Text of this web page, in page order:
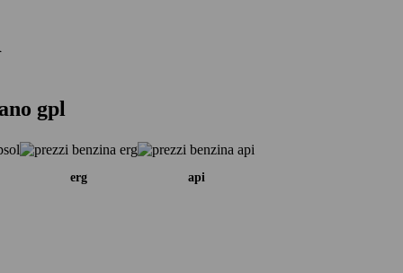
gpl
erg api